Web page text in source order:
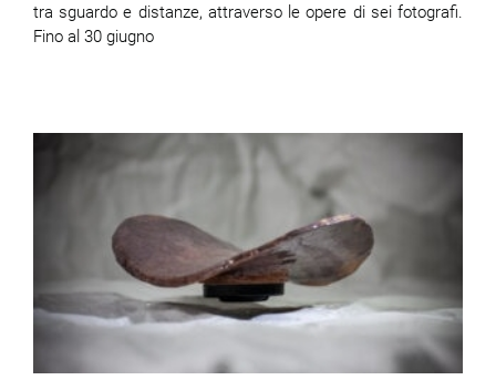
tra sguardo e distanze, attraverso le opere di sei fotografi.
Fino al 30 giugno